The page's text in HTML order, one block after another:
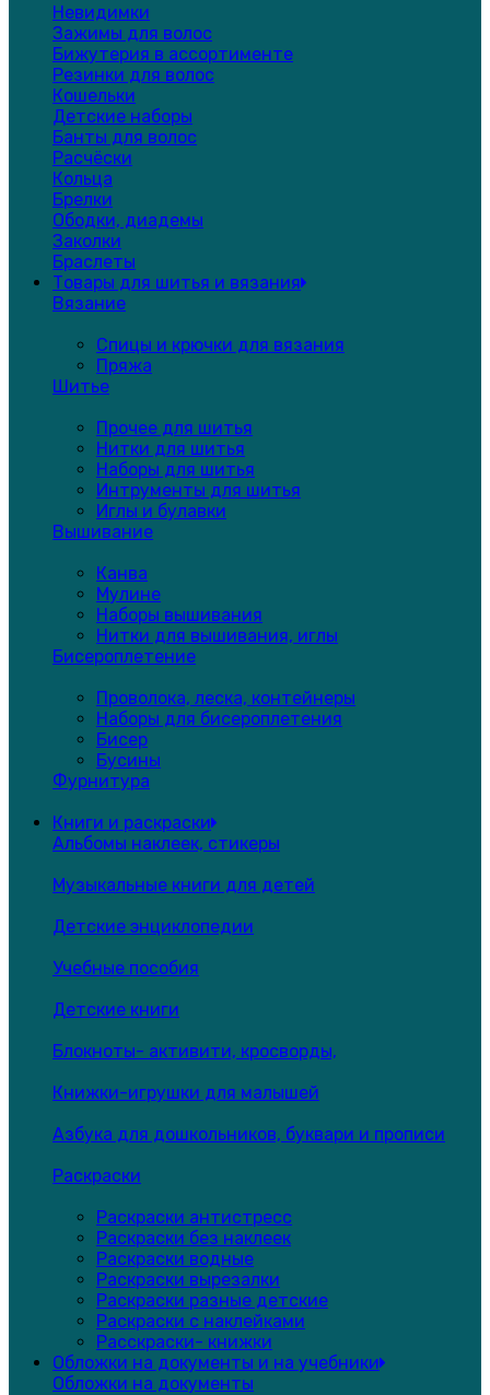
Невидимки
Зажимы для волос
Бижутерия в ассортименте
Резинки для волос
Кошельки
Детские наборы
Банты для волос
Расчёски
Кольца
Брелки
Ободки, диадемы
Заколки
Браслеты
Товары для шитья и вязания
Вязание
Спицы и крючки для вязания
Пряжа
Шитье
Прочее для шитья
Нитки для шитья
Наборы для шитья
Интрументы для шитья
Иглы и булавки
Вышивание
Канва
Мулине
Наборы вышивания
Нитки для вышивания, иглы
Бисероплетение
Проволока, леска, контейнеры
Наборы для бисероплетения
Бисер
Бусины
Фурнитура
Книги и раскраски
Альбомы наклеек, стикеры
Музыкальные книги для детей
Детские энциклопедии
Учебные пособия
Детские книги
Блокноты- активити, кросворды,
Книжки-игрушки для малышей
Азбука для дошкольников, буквари и прописи
Раскраски
Раскраски антистресс
Раскраски без наклеек
Раскраски водные
Раскраски вырезалки
Раскраски разные детские
Раскраски с наклейками
Расскраски- книжки
Обложки на документы и на учебники
Обложки на документы